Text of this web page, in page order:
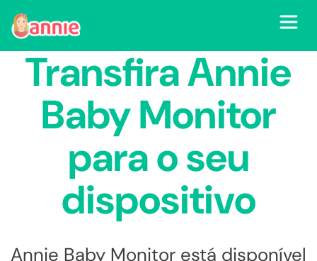
Transfira Annie
Baby Monitor
para o seu
dispositivo
Annie Baby Monitor está disponível